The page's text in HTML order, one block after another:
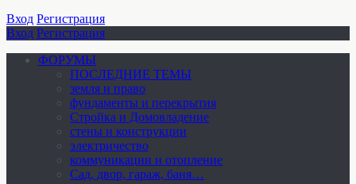
Вход Регистрация
Вход Регистрация
ФОРУМЫ
ПОСЛЕДНИЕ ТЕМЫ
земля и право
фундаменты и перекрытия
Стройка и Домовладение
стены и конструкции
электричество
коммуникации и отопление
Cад, двор, гараж, баня…